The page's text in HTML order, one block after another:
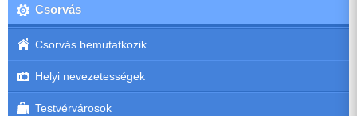
Csorvás
Csorvás bemutatkozik
Helyi nevezetességek
Testvérvárosok